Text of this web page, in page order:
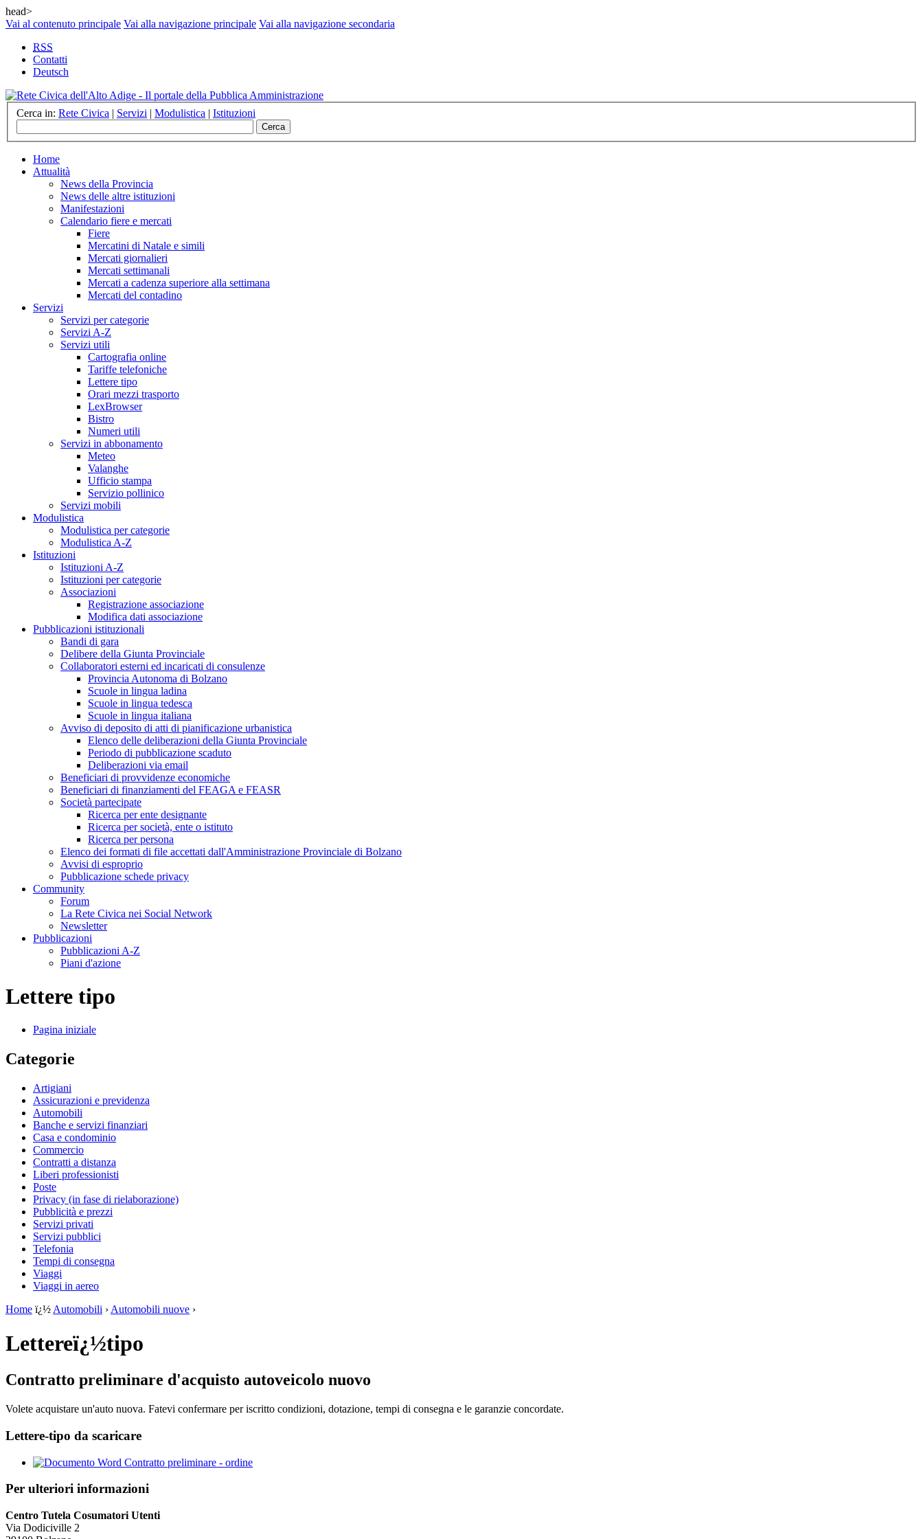
head>
Vai al contenuto principale Vai alla navigazione principale Vai alla navigazione secondaria
RSS
Contatti
Deutsch
Cerca in: Rete Civica | Servizi | Modulistica | Istituzioni
Home
Attualità
News della Provincia
News delle altre istituzioni
Manifestazioni
Calendario fiere e mercati
Fiere
Mercatini di Natale e simili
Mercati giornalieri
Mercati settimanali
Mercati a cadenza superiore alla settimana
Mercati del contadino
Servizi
Servizi per categorie
Servizi A-Z
Servizi utili
Cartografia online
Tariffe telefoniche
Lettere tipo
Orari mezzi trasporto
LexBrowser
Bistro
Numeri utili
Servizi in abbonamento
Meteo
Valanghe
Ufficio stampa
Servizio pollinico
Servizi mobili
Modulistica
Modulistica per categorie
Modulistica A-Z
Istituzioni
Istituzioni A-Z
Istituzioni per categorie
Associazioni
Registrazione associazione
Modifica dati associazione
Pubblicazioni istituzionali
Bandi di gara
Delibere della Giunta Provinciale
Collaboratori esterni ed incaricati di consulenze
Provincia Autonoma di Bolzano
Scuole in lingua ladina
Scuole in lingua tedesca
Scuole in lingua italiana
Avviso di deposito di atti di pianificazione urbanistica
Elenco delle deliberazioni della Giunta Provinciale
Periodo di pubblicazione scaduto
Deliberazioni via email
Beneficiari di provvidenze economiche
Beneficiari di finanziamenti del FEAGA e FEASR
Società partecipate
Ricerca per ente designante
Ricerca per società, ente o istituto
Ricerca per persona
Elenco dei formati di file accettati dall'Amministrazione Provinciale di Bolzano
Avvisi di esproprio
Pubblicazione schede privacy
Community
Forum
La Rete Civica nei Social Network
Newsletter
Pubblicazioni
Pubblicazioni A-Z
Piani d'azione
Lettere tipo
Pagina iniziale
Categorie
Artigiani
Assicurazioni e previdenza
Automobili
Banche e servizi finanziari
Casa e condominio
Commercio
Contratti a distanza
Liberi professionisti
Poste
Privacy (in fase di rielaborazione)
Pubblicità e prezzi
Servizi privati
Servizi pubblici
Telefonia
Tempi di consegna
Viaggi
Viaggi in aereo
Home ï¿½ Automobili › Automobili nuove ›
Lettereï¿½tipo
Contratto preliminare d'acquisto autoveicolo nuovo
Volete acquistare un'auto nuova. Fatevi confermare per iscritto condizioni, dotazione, tempi di consegna e le garanzie concordate.
Lettere-tipo da scaricare
Contratto preliminare - ordine
Per ulteriori informazioni
Centro Tutela Cosumatori Utenti
Via Dodiciville 2